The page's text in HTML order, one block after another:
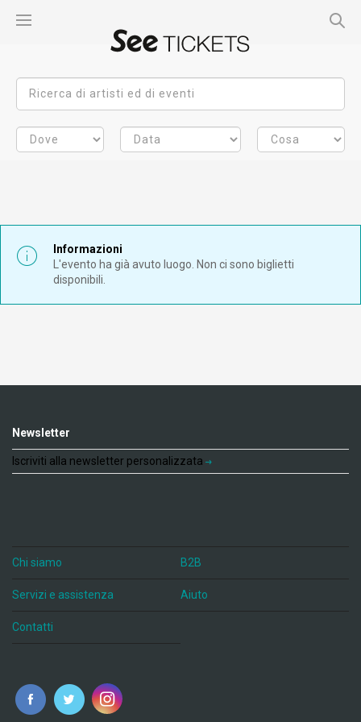
Informazioni
L'evento ha già avuto luogo. Non ci sono biglietti
disponibili.
Newsletter
Iscriviti alla newsletter personalizzata
Chi siamo B2B
Servizi e assistenza Aiuto
Contatti